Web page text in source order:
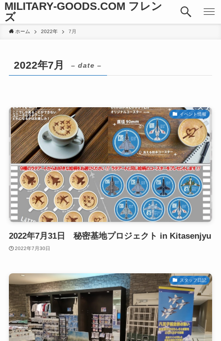
MILITARY-GOODS.COM フレン
ズ
ホーム 2022年 7月
2022年7月 – date –
イベント情報
2022年7月31日 秘密基地プロジェクト in Kitasenjyu
2022年7月30日
スタッフ日記